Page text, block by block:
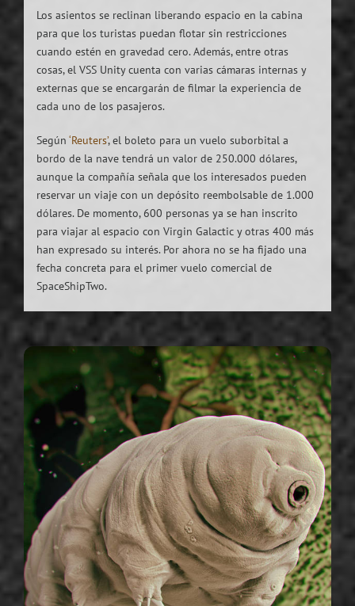
Los asientos se reclinan liberando espacio en la cabina
para que los turistas puedan flotar sin restricciones
cuando estén en gravedad cero. Además, entre otras
cosas, el VSS Unity cuenta con varias cámaras internas y
externas que se encargarán de filmar la experiencia de
cada uno de los pasajeros.
Según ‘Reuters’, el boleto para un vuelo suborbital a
bordo de la nave tendrá un valor de 250.000 dólares,
aunque la compañía señala que los interesados pueden
reservar un viaje con un depósito reembolsable de 1.000
dólares. De momento, 600 personas ya se han inscrito
para viajar al espacio con Virgin Galactic y otras 400 más
han expresado su interés. Por ahora no se ha fijado una
fecha concreta para el primer vuelo comercial de
SpaceShipTwo.